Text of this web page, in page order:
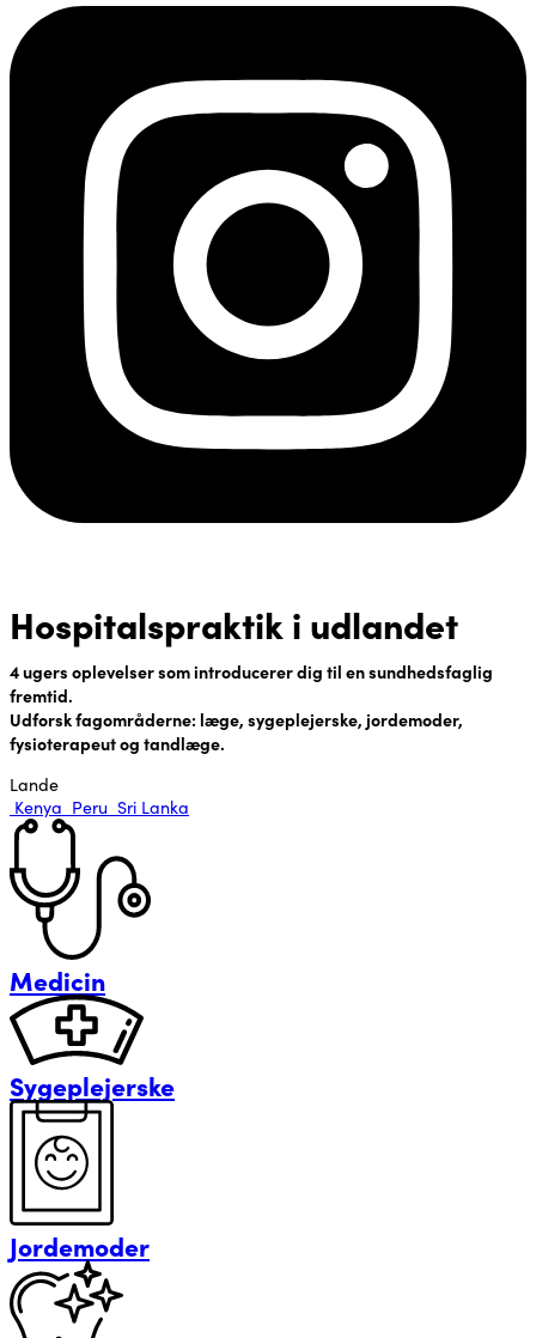
Hospitalspraktik i udlandet
4 ugers oplevelser som introducerer dig til en sundhedsfaglig
fremtid.
Udforsk fagområderne: læge, sygeplejerske, jordemoder,
fysioterapeut og tandlæge.
Lande
Kenya Peru Sri Lanka
Medicin
Sygeplejerske
Jordemoder